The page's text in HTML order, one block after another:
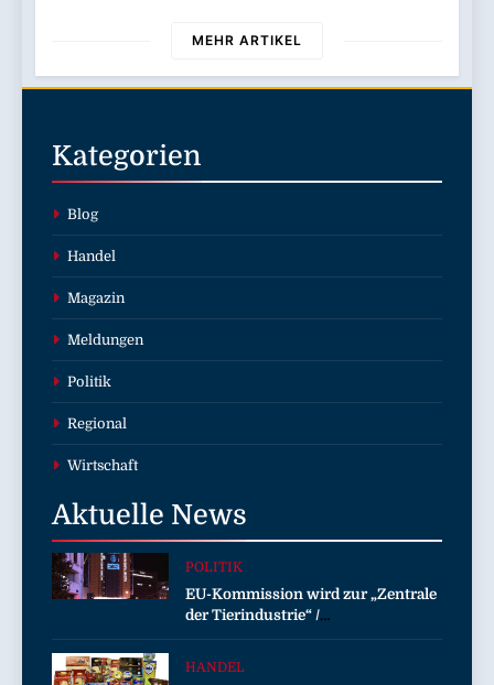
MEHR ARTIKEL
Kategorien
Blog
Handel
Magazin
Meldungen
Politik
Regional
Wirtschaft
Aktuelle News
POLITIK
EU-Kommission wird zur „Zentrale
der Tierindustrie“ /
Tierschutzorganisation Animal
HANDEL